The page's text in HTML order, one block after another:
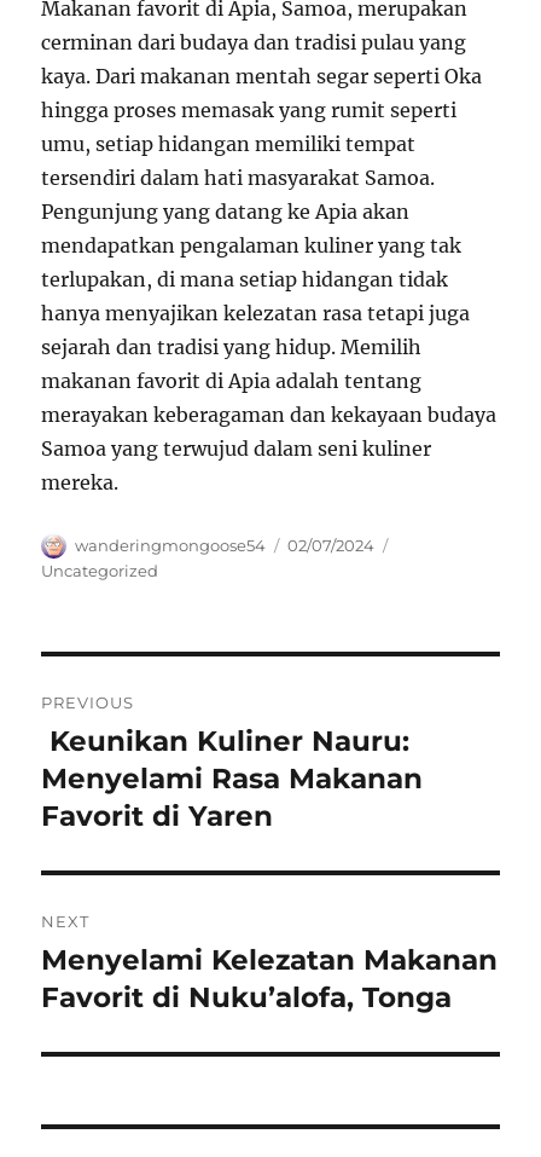
Makanan favorit di Apia, Samoa, merupakan
cerminan dari budaya dan tradisi pulau yang
kaya. Dari makanan mentah segar seperti Oka
hingga proses memasak yang rumit seperti
umu, setiap hidangan memiliki tempat
tersendiri dalam hati masyarakat Samoa.
Pengunjung yang datang ke Apia akan
mendapatkan pengalaman kuliner yang tak
terlupakan, di mana setiap hidangan tidak
hanya menyajikan kelezatan rasa tetapi juga
sejarah dan tradisi yang hidup. Memilih
makanan favorit di Apia adalah tentang
merayakan keberagaman dan kekayaan budaya
Samoa yang terwujud dalam seni kuliner
mereka.
Author
wanderingmongoose54
Posted
02/07/2024
Uncategorized
pos
PREVIOUS
Previous
post:
Keunikan Kuliner Nauru:
Menyelami Rasa Makanan
Favorit di Yaren
NEXT
Next
post:
Menyelami Kelezatan Makanan
Favorit di Nuku’alofa, Tonga